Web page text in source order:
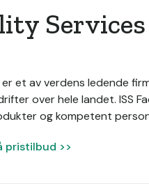
Services
er et av verdens ledende
over hele landet. ISS
og kompetent
pristilbud >>